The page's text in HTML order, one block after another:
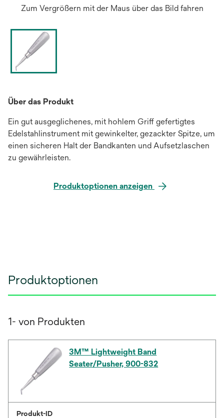
Zum Vergrößern mit der Maus über das Bild fahren
Über das Produkt
Ein gut ausgeglichenes, mit hohlem Griff gefertigtes
Edelstahlinstrument mit gewinkelter, gezackter Spitze, um
einen sicheren Halt der Bandkanten und Aufsetzlaschen
zu gewährleisten.
Produktoptionen anzeigen
Produktoptionen
1- von Produkten
3M™ Lightweight Band
Seater/Pusher, 900-832
Produkt-ID